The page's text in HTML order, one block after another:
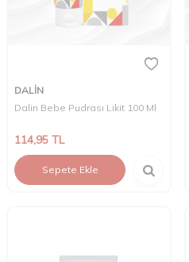
DALİN
Dalin Bebe Pudrası Likit 100 Ml
114,95 TL
Sepete Ekle